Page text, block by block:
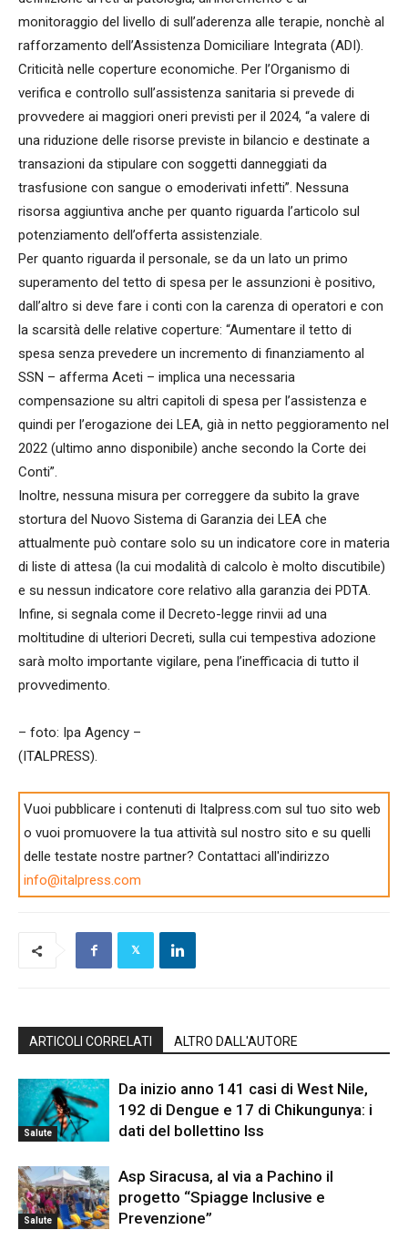
monitoraggio del livello di sull’aderenza alle terapie, nonchè al
rafforzamento dell’Assistenza Domiciliare Integrata (ADI).
Criticità nelle coperture economiche. Per l’Organismo di
verifica e controllo sull’assistenza sanitaria si prevede di
provvedere ai maggiori oneri previsti per il 2024, “a valere di
una riduzione delle risorse previste in bilancio e destinate a
transazioni da stipulare con soggetti danneggiati da
trasfusione con sangue o emoderivati infetti”. Nessuna
risorsa aggiuntiva anche per quanto riguarda l’articolo sul
potenziamento dell’offerta assistenziale.
Per quanto riguarda il personale, se da un lato un primo
superamento del tetto di spesa per le assunzioni è positivo,
dall’altro si deve fare i conti con la carenza di operatori e con
la scarsità delle relative coperture: “Aumentare il tetto di
spesa senza prevedere un incremento di finanziamento al
SSN – afferma Aceti – implica una necessaria
compensazione su altri capitoli di spesa per l’assistenza e
quindi per l’erogazione dei LEA, già in netto peggioramento nel
2022 (ultimo anno disponibile) anche secondo la Corte dei
Conti”.
Inoltre, nessuna misura per correggere da subito la grave
stortura del Nuovo Sistema di Garanzia dei LEA che
attualmente può contare solo su un indicatore core in materia
di liste di attesa (la cui modalità di calcolo è molto discutibile)
e su nessun indicatore core relativo alla garanzia dei PDTA.
Infine, si segnala come il Decreto-legge rinvii ad una
moltitudine di ulteriori Decreti, sulla cui tempestiva adozione
sarà molto importante vigilare, pena l’inefficacia di tutto il
provvedimento.
– foto: Ipa Agency –
(ITALPRESS).
Vuoi pubblicare i contenuti di Italpress.com sul tuo sito web
o vuoi promuovere la tua attività sul nostro sito e su quelli
delle testate nostre partner? Contattaci all'indirizzo
info@italpress.com
ARTICOLI CORRELATI ALTRO DALL'AUTORE
Salute
Da inizio anno 141 casi di West Nile,
192 di Dengue e 17 di Chikungunya: i
dati del bollettino Iss
Salute
Asp Siracusa, al via a Pachino il
progetto “Spiagge Inclusive e
Prevenzione”